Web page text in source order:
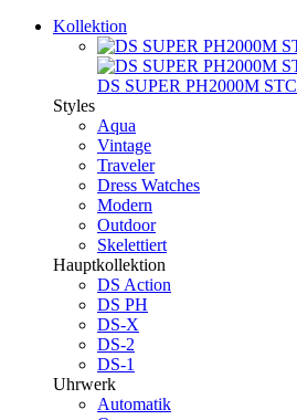
Kollektion
DS SUPER PH2000M STC
Styles
Aqua
Vintage
Traveler
Dress Watches
Modern
Outdoor
Skelettiert
Hauptkollektion
DS Action
DS PH
DS-X
DS-2
DS-1
Uhrwerk
Automatik